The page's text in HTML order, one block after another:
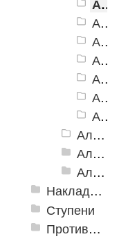
Алюминиевый угол-порог АУ-68, бежевый
Алюминиевый угол-порог АУ-68, белый
Алюминиевый угол-порог АУ-68, голубой
Алюминиевый угол-порог АУ-68, желтый
Алюминиевый угол-порог АУ-68, зеленый
Алюминиевый угол-порог АУ-68, красный
Алюминиевый угол-порог АУ-68, синий
Алюминиевый угол-порог АУ-72
Алюминиевый угол-порог с тройной резиновой вставкой АУ-98
Алюминиевый угол-порог с пятью резиновыми вставками АУ-160
Накладки противоскользящие резиновые
Ступени
Противоскользящие ленты